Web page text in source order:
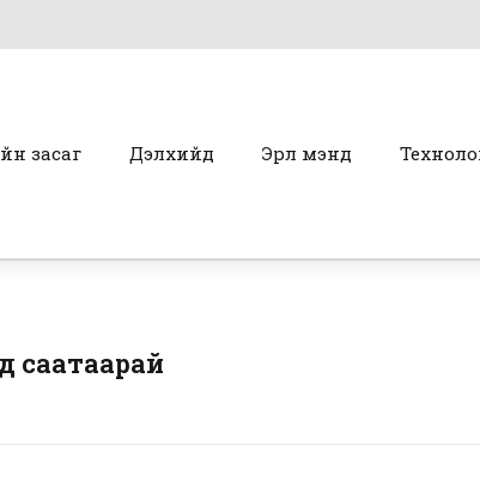
засаг Дэлхийд Эрүүл мэнд
саатаарай